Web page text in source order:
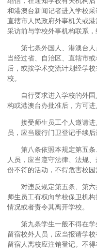
和港澳台新闻记者进入学校
直辖市人民政府外事机关或
采访前与学校外事机构联系，
第七条外国人、港澳台
当经过省、自治区、直辖市
后，或按学术交流计划经学
校。
自行要求进入学校的外
构或港澳台办批准后，方可进
接受师生员工个人邀请
员，应当履行门卫登记手续后
第八条依照本规定第五
人员，应当遵守法律、法规
份不符的活动，不得危害校园
对违反规定第五条、第
师生员工有权向学校保卫机
情况或者责令其离开学校。
第九条学生一般不得在
留宿校外人员，应当报请学
留宿人离校应注销登记。不得